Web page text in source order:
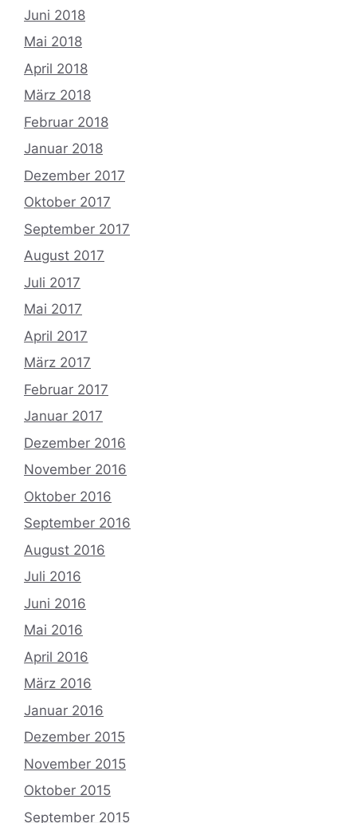
Juni 2018
Mai 2018
April 2018
März 2018
Februar 2018
Januar 2018
Dezember 2017
Oktober 2017
September 2017
August 2017
Juli 2017
Mai 2017
April 2017
März 2017
Februar 2017
Januar 2017
Dezember 2016
November 2016
Oktober 2016
September 2016
August 2016
Juli 2016
Juni 2016
Mai 2016
April 2016
März 2016
Januar 2016
Dezember 2015
November 2015
Oktober 2015
September 2015